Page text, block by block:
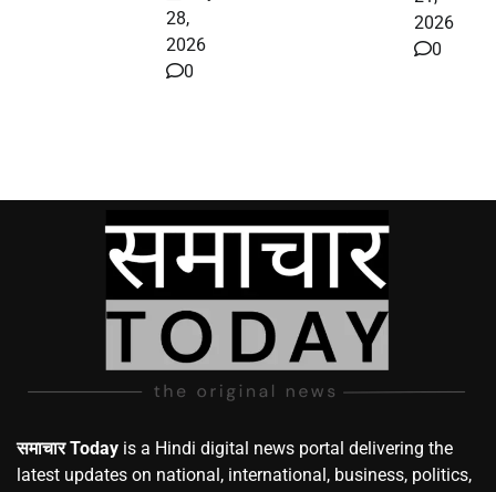
28,
2026
0
2026
0
समाचार Today is a Hindi digital news portal delivering the
latest updates on national, international, business, politics,